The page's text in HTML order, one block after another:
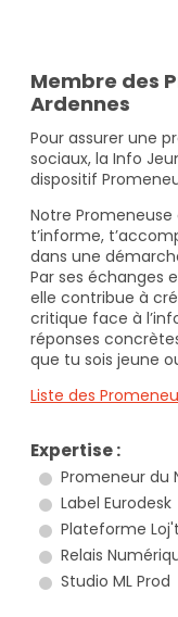
Membre des
Ardennes
Pour assurer une
sociaux, la Info
dispositif
Notre
t’informe,
dans une
Par ses échanges
elle contribue à
critique face à
réponses
que tu sois jeune
Liste des
Expertise :
Promeneur du
Label Eurodesk
Plateforme
Relais
Studio ML Prod